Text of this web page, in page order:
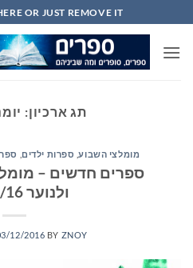
to
content
OR JUST REMOVE IT...
תג ארכיון:
מומלצי השבוע, ספרות ילדים
ספרים חדשים –
ולנוער 04/12/16
12/2016 BY ZNOY